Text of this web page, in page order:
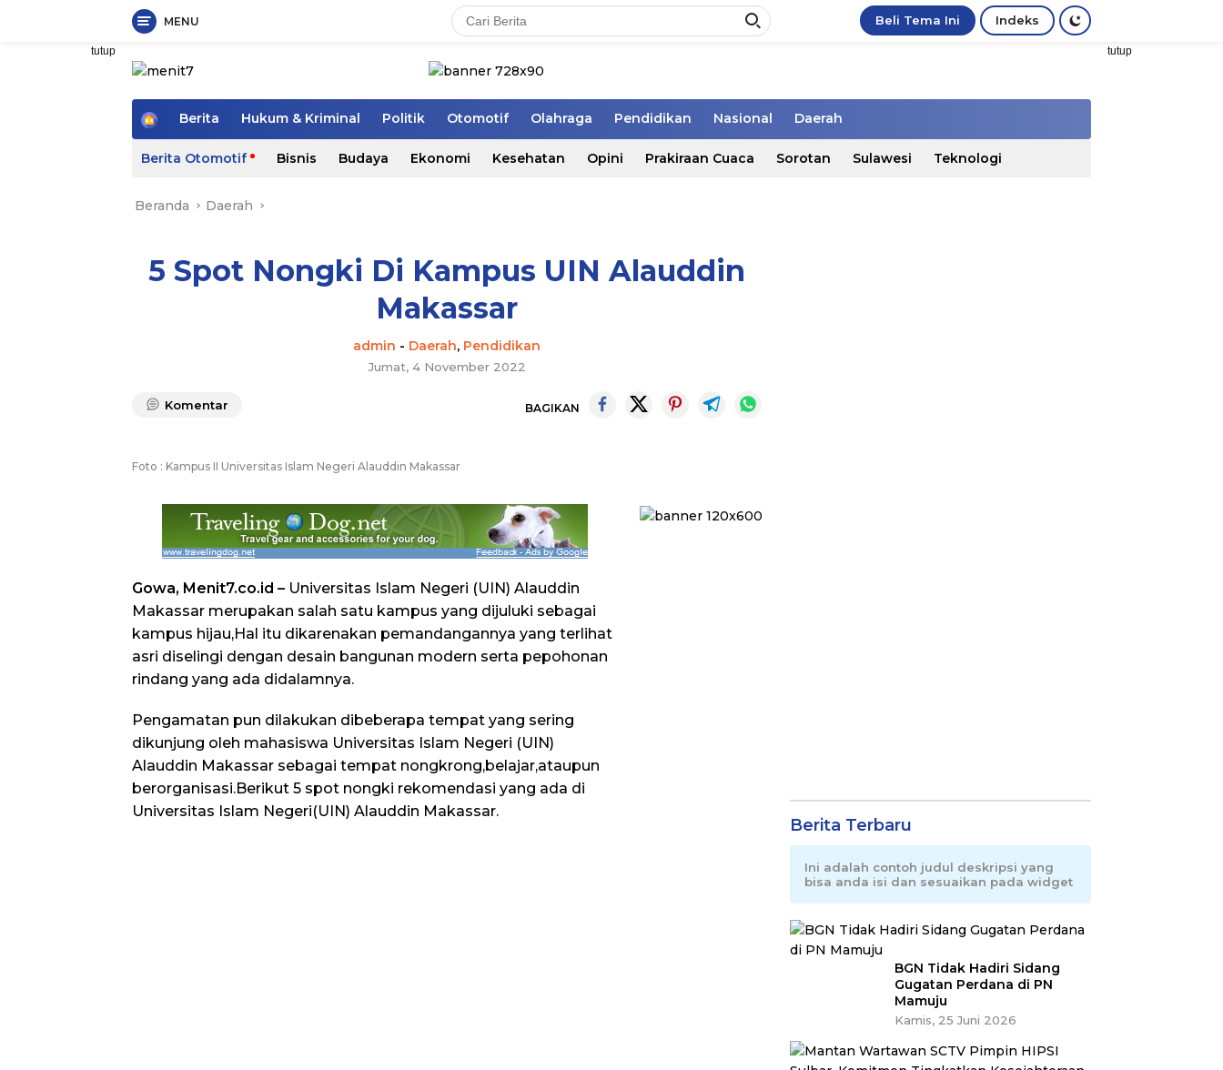
MENU Beli Tema Ini Indeks
tutup tutup
H
m
e
Berita Hukum & Kriminal Politik Otomotif Olahraga Pendidikan Nasional Daerah
Berita Otomotif Bisnis Budaya Ekonomi Kesehatan Opini Prakiraan Cuaca Sorotan Sulawesi Teknologi
Beranda Daerah
5 Spot Nongki Di Kampus UIN Alauddin
Makassar
admin - Daerah, Pendidikan
Jumat, 4 November 2022
Komentar BAGIKAN
Foto : Kampus II Universitas Islam Negeri Alauddin Makassar
Gowa, Menit7.co.id – Universitas Islam Negeri (UIN) Alauddin
Makassar merupakan salah satu kampus yang dijuluki sebagai
kampus hijau,Hal itu dikarenakan pemandangannya yang terlihat
asri diselingi dengan desain bangunan modern serta pepohonan
rindang yang ada didalamnya.
Pengamatan pun dilakukan dibeberapa tempat yang sering
dikunjung oleh mahasiswa Universitas Islam Negeri (UIN)
Alauddin Makassar sebagai tempat nongkrong,belajar,ataupun
berorganisasi.Berikut 5 spot nongki rekomendasi yang ada di
Universitas Islam Negeri(UIN) Alauddin Makassar.
Berita Terbaru
Ini adalah contoh judul deskripsi yang
bisa anda isi dan sesuaikan pada widget
BGN Tidak Hadiri Sidang
Gugatan Perdana di PN
Mamuju
Kamis, 25 Juni 2026